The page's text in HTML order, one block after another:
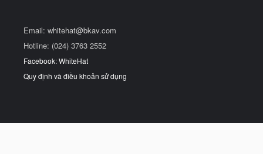
Email: whitehat@bkav.com
Hotline: (024) 3763 2552
Facebook: WhiteHat
Quy định và điều khoản sử dụng